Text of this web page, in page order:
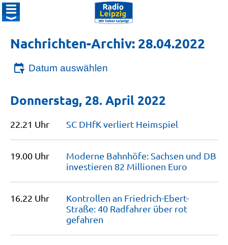
Nachrichten-Archiv: 28.04.2022
Datum auswählen
Donnerstag, 28. April 2022
22.21 Uhr SC DHfK verliert Heimspiel
19.00 Uhr
Moderne Bahnhöfe: Sachsen und DB
investieren 82 Millionen Euro
16.22 Uhr
Kontrollen an Friedrich-Ebert-
Straße: 40 Radfahrer über rot
gefahren